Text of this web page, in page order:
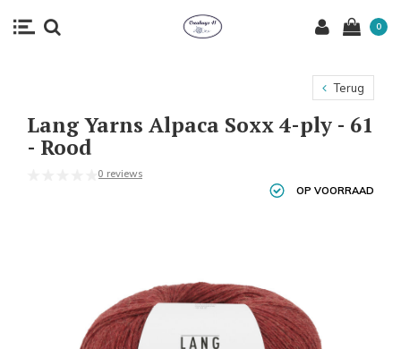
0
Terug
Lang Yarns Alpaca Soxx 4-ply - 61
- Rood
0 reviews
OP VOORRAAD